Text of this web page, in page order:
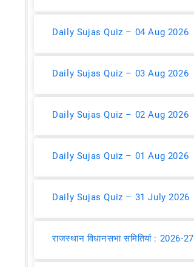
Daily Sujas Quiz – 04 Aug 2026
Daily Sujas Quiz – 03 Aug 2026
Daily Sujas Quiz – 02 Aug 2026
Daily Sujas Quiz – 01 Aug 2026
Daily Sujas Quiz – 31 July 2026
राजस्थान विधानसभा समितियां : 2026-27